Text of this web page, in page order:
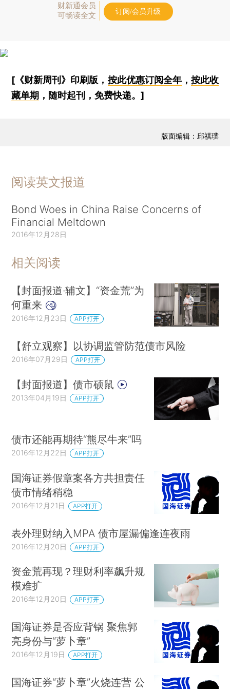
财新通会员
可畅读全文
订阅/会员升级
[《财新周刊》印刷版， 按此优惠订阅全年， 按此收
藏单期 ，随时起刊，免费快递。]
版面编辑：邱祺璞
阅读英文报道
Bond Woes in China Raise Concerns of
Financial Meltdown
2016年12月28日
相关阅读
【封面报道·辅文】“资金荒”为
何重来
2016年12月23日 APP打开
【舒立观察】以协调监管防范债市风险
2016年07月29日 APP打开
【封面报道】债市硕鼠
2013年04月19日 APP打开
债市还能再期待“熊尽牛来”吗
2016年12月22日 APP打开
国海证券假章案各方共担责任
债市情绪稍稳
2016年12月21日 APP打开
表外理财纳入MPA 债市屋漏偏逢连夜雨
2016年12月20日 APP打开
资金荒再现？理财利率飙升规
模难扩
2016年12月20日 APP打开
国海证券是否应背锅 聚焦郭
亮身份与“萝卜章”
2016年12月19日 APP打开
国海证券“萝卜章”火烧连营 公